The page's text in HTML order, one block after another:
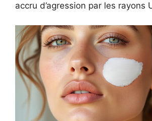
accru d’agression par les rayons